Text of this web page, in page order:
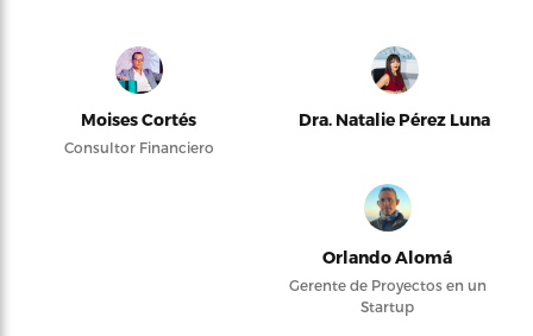
Moises Cortés
Consultor Financiero
Dra. Natalie Pérez Luna
Orlando Alomá
Gerente de Proyectos en un
Startup